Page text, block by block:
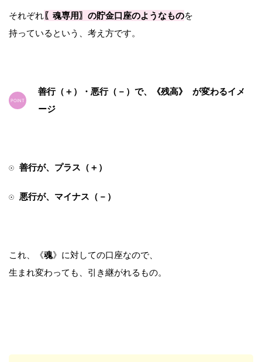
それぞれ 〖魂専用〗の貯金口座のようなものを
持っているという、考え方です。
善行（＋）・悪行（－）で、《残高》 が変わるイメ
ージ
☉ 善行が、プラス（＋）
☉ 悪行が、マイナス（－）
これ、《魂》に対しての口座なので、
生まれ変わっても、引き継がれるもの。